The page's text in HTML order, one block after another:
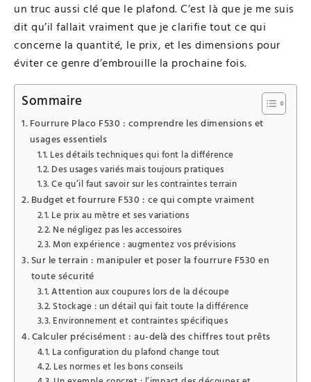
un truc aussi clé que le plafond. C’est là que je me suis
dit qu’il fallait vraiment que je clarifie tout ce qui
concerne la quantité, le prix, et les dimensions pour
éviter ce genre d’embrouille la prochaine fois.
Sommaire
Fourrure Placo F530 : comprendre les dimensions et
usages essentiels
Les détails techniques qui font la différence
Des usages variés mais toujours pratiques
Ce qu’il faut savoir sur les contraintes terrain
Budget et fourrure F530 : ce qui compte vraiment
Le prix au mètre et ses variations
Ne négligez pas les accessoires
Mon expérience : augmentez vos prévisions
Sur le terrain : manipuler et poser la fourrure F530 en
toute sécurité
Attention aux coupures lors de la découpe
Stockage : un détail qui fait toute la différence
Environnement et contraintes spécifiques
Calculer précisément : au-delà des chiffres tout prêts
La configuration du plafond change tout
Les normes et les bons conseils